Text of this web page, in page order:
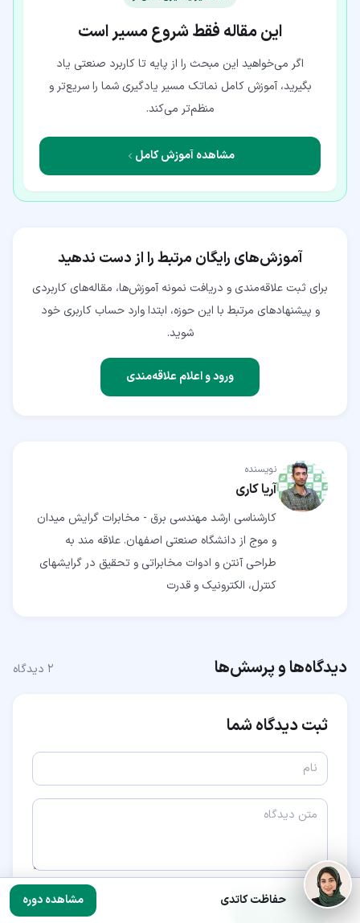
این مقاله فقط شروع مسیر است
اگر می‌خواهید این مبحث را از پایه تا کاربرد صنعتی یاد
بگیرید، آموزش کامل نماتک مسیر یادگیری شما را سریع‌تر و
منظم‌تر می‌کند.
مشاهده آموزش کامل
آموزش‌های رایگان مرتبط را از دست ندهید
برای ثبت علاقه‌مندی و دریافت نمونه آموزش‌ها، مقاله‌های کاربردی
و پیشنهادهای مرتبط با این حوزه، ابتدا وارد حساب کاربری خود
شوید.
ورود و اعلام علاقه‌مندی
نویسنده
آریا کاری
کارشناسی ارشد مهندسی برق - مخابرات گرایش میدان
و موج از دانشگاه صنعتی اصفهان. علاقه مند به
طراحی آنتن و ادوات مخابراتی و تحقیق در گرایشهای
کنترل، الکترونیک و قدرت
دیدگاه‌ها و پرسش‌ها ۲ دیدگاه
ثبت دیدگاه شما
ارسال دیدگاه
حفاظت کاتدی مشاهده دوره